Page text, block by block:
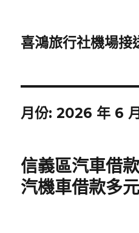
喜鴻旅行社機場接
月份:2026 年 6 月
信義區汽車借
汽機車借款多